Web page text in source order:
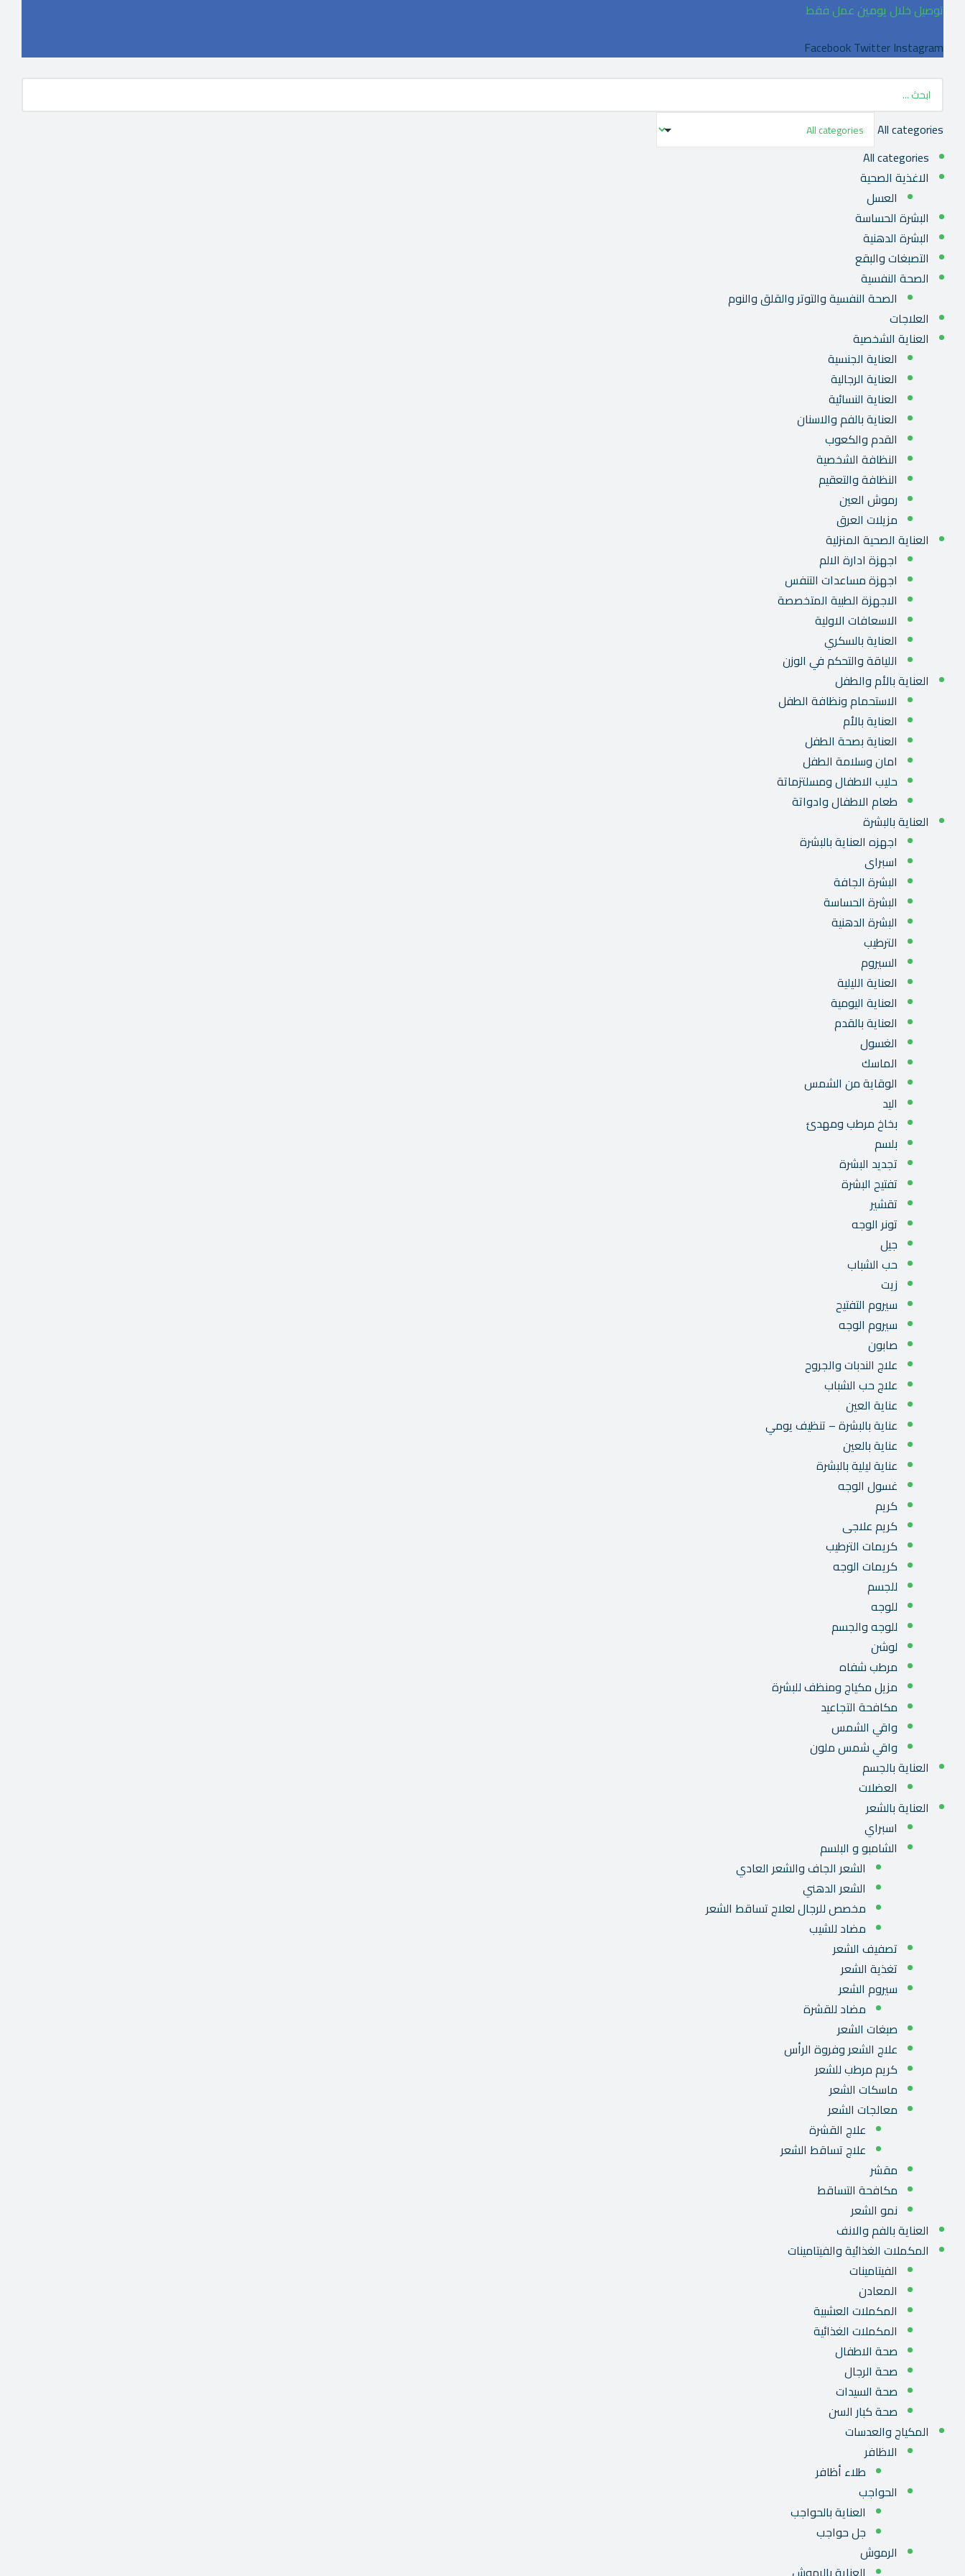
توصيل خلال يومينعمل فقط
FacebookTwitter Instagram
All categories
All categories
الاغذية الصحية
العسل
البشرة الحساسة
البشرة الدهنية
التصبغات والبقع
الصحة النفسية
الصحة النفسية والتوتر والقلق والنوم
العلاجات
العناية الشخصية
العناية الجنسية
العناية الرجالية
العناية النسائية
العناية بالفم والاسنان
القدم والكعوب
النظافة الشخصية
النظافة والتعقيم
رموش العين
مزيلات العرق
العناية الصحية المنزلية
اجهزة ادارة الالم
اجهزة مساعدات التنفس
الاجهزة الطبية المتخصصة
الاسعافات الاولية
العناية بالسكري
اللياقة والتحكم في الوزن
العناية بالأم والطفل
الاستحمام ونظافة الطفل
العناية بالأم
العناية بصحة الطفل
امان وسلامة الطفل
حليب الاطفال ومسلتزماتة
طعام الاطفال وادواتة
العناية بالبشرة
اجهزه العناية بالبشرة
اسبراى
البشرة الجافة
البشرة الحساسة
البشرة الدهنية
الترطيب
السيروم
العناية الليلية
العناية اليومية
العناية بالقدم
الغسول
الماسك
الوقاية من الشمس
اليد
بخاخ مرطب ومهدئ
بلسم
تجديد البشرة
تفتيح البشرة
تقشير
تونر الوجه
جيل
حب الشباب
زيت
سيروم التفتيح
سيروم الوجه
صابون
علاج الندبات والجروح
علاج حب الشباب
عناية العين
عناية بالبشرة – تنظيف يومي
عناية بالعين
عناية ليلية بالبشرة
غسول الوجه
كريم
كريم علاجى
كريمات الترطيب
كريمات الوجه
للجسم
للوجه
للوجه والجسم
لوشن
مرطب شفاه
مزيل مكياج ومنظف للبشرة
مكافحة التجاعيد
واقي الشمس
واقي شمس ملون
العناية بالجسم
العضلات
العناية بالشعر
اسبراي
الشامبو و البلسم
الشعر الجاف والشعر العادي
الشعر الدهني
مخصص للرجال لعلاج تساقط الشعر
مضاد للشيب
تصفيف الشعر
تغذية الشعر
سيروم الشعر
مضاد للقشرة
صبغات الشعر
علاج الشعر وفروة الرأس
كريم مرطب للشعر
ماسكات الشعر
معالجات الشعر
علاج القشرة
علاج تساقط الشعر
مقشر
مكافحة التساقط
نمو الشعر
العناية بالفم والانف
المكملات الغذائية والفيتامينات
الفيتامينات
المعادن
المكملات العشبية
المكملات الغذائية
صحة الاطفال
صحة الرجال
صحة السيدات
صحة كبار السن
المكياج والعدسات
الاظافر
طلاء أظافر
الحواجب
العناية بالحواجب
جل حواجب
الرموش